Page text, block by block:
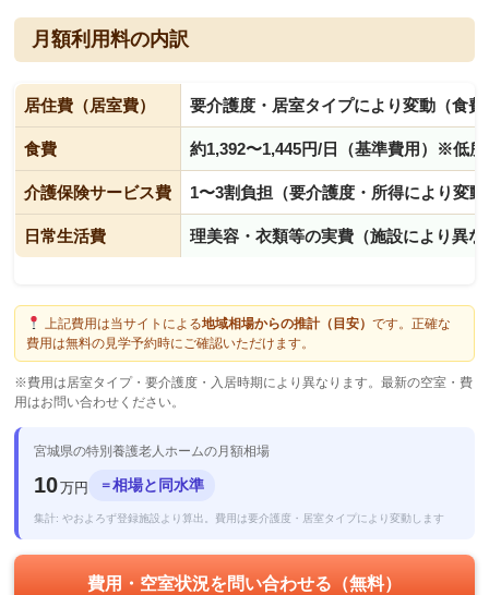
月額利用料の内訳
居住費（居室費） 要介護度・居室タイプにより変動（食
食費 約1,392〜1,445円/日（基準費用）※低
介護保険サービス費 1〜3割負担（要介護度・所得により変動
日常生活費 理美容・衣類等の実費（施設により異な
上記費用は当サイトによる地域相場からの推計（目安） です。正確な
費用は無料の見学予約時にご確認いただけます。
※費用は居室タイプ・要介護度・入居時期により異なります。最新の空室・費
用はお問い合わせください。
宮城県の特別養護老人ホームの月額相場
10万円 ＝相場と同水準
集計: やおよろず登録施設より算出。費用は要介護度・居室タイプにより変動します
費用・空室状況を問い合わせる（無料）